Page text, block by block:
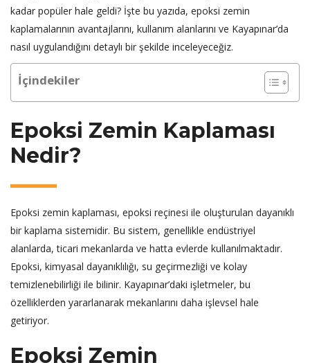
kadar popüler hale geldi? İşte bu yazıda, epoksi zemin
kaplamalarının avantajlarını, kullanım alanlarını ve Kayapınar’da
nasıl uygulandığını detaylı bir şekilde inceleyeceğiz.
İçindekiler
Epoksi Zemin Kaplaması
Nedir?
Epoksi zemin kaplaması, epoksi reçinesi ile oluşturulan dayanıklı
bir kaplama sistemidir. Bu sistem, genellikle endüstriyel
alanlarda, ticari mekanlarda ve hatta evlerde kullanılmaktadır.
Epoksi, kimyasal dayanıklılığı, su geçirmezliği ve kolay
temizlenebilirliği ile bilinir. Kayapınar’daki işletmeler, bu
özelliklerden yararlanarak mekanlarını daha işlevsel hale
getiriyor.
Epoksi Zemin